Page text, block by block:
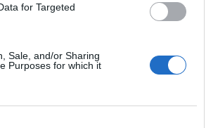
for Targeted
Sale, and/or Sharing
Purposes for which it
de Patrocinio!
newsletter mensual
además de ofrecer un recap de